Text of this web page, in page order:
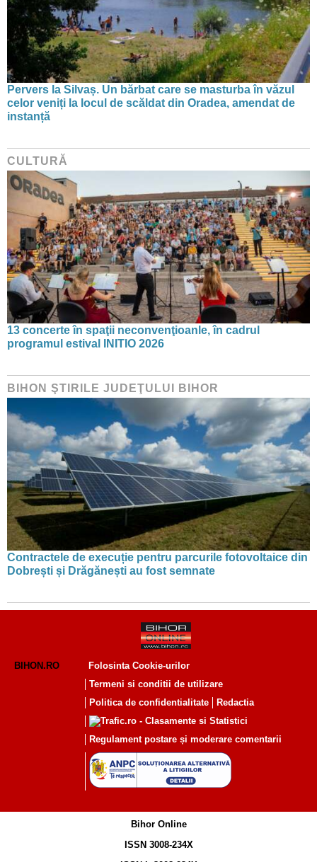
Pervers la Silvaș. Un bărbat care se masturba în văzul
celor veniți la locul de scăldat din Oradea, amendat de
instanță
CULTURĂ
13 concerte în spaţii neconvenţioanle, în cadrul
programul estival INITIO 2026
BIHON ŞTIRILE JUDEŢULUI BIHOR
Contractele de execuție pentru parcurile fotovoltaice din
Dobrești și Drăgănești au fost semnate
BIHON.RO
Folosinta Cookie-urilor
Termeni si conditii de utilizare
Politica de confidentialitate
Redactia
Regulament postare și moderare comentarii
Bihor Online
ISSN 3008-234X